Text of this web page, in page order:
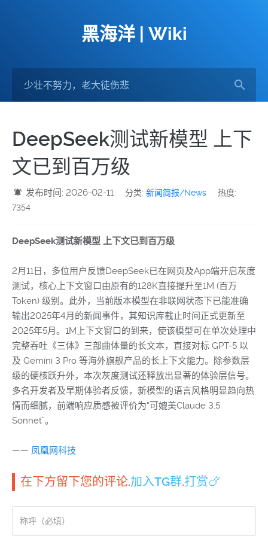
黑海洋 | Wiki
DeepSeek测试新模型 上下
文已到百万级
发布时间: 2026-02-11 分类:新闻简报/News
热度:
7354
DeepSeek测试新模型 上下文已到百万级
2月11日，多位用户反馈DeepSeek已在网页及App端开启灰度
测试，核心上下文窗口由原有的128K直接提升至1M (百万
Token) 级别。此外，当前版本模型在非联网状态下已能准确
输出2025年4月的新闻事件，其知识库截止时间正式更新至
2025年5月。1M上下文窗口的到来，使该模型可在单次处理中
完整吞吐《三体》三部曲体量的长文本，直接对标 GPT-5 以
及 Gemini 3 Pro 等海外旗舰产品的长上下文能力。除参数层
级的硬核跃升外，本次灰度测试还释放出显著的体验层信号。
多名开发者及早期体验者反馈，新模型的语言风格明显趋向热
情而细腻，前端响应质感被评价为“可媲美Claude 3.5
Sonnet”。
—— 凤凰网科技
在下方留下您的评论.加入TG群.打赏🍗